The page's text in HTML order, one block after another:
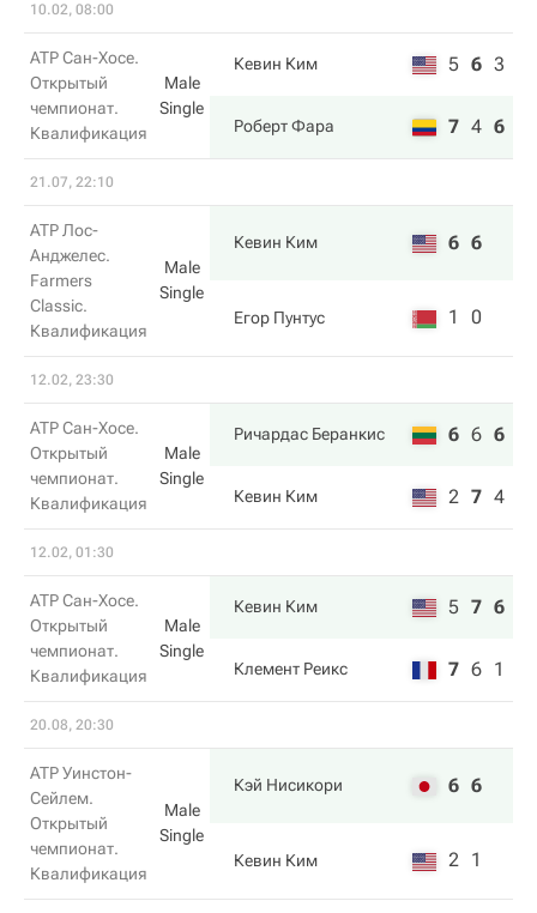
10.02, 08:00
ATP Сан-Хосе.
Открытый
чемпионат.
Квалификация
Male
Single
Кевин Ким 5 6 3
Роберт Фара 7 4 6
21.07, 22:10
ATP Лос-
Анджелес.
Farmers
Classic.
Квалификация
Male
Single
Кевин Ким 6 6
Егор Пунтус 1 0
12.02, 23:30
ATP Сан-Хосе.
Открытый
чемпионат.
Квалификация
Male
Single
Ричардас Беранкис 6 6 6
Кевин Ким 2 7 4
12.02, 01:30
ATP Сан-Хосе.
Открытый
чемпионат.
Квалификация
Male
Single
Кевин Ким 5 7 6
Клемент Реикс 7 6 1
20.08, 20:30
ATP Уинстон-
Сейлем.
Открытый
чемпионат.
Квалификация
Male
Single
Кэй Нисикори 6 6
Кевин Ким 2 1